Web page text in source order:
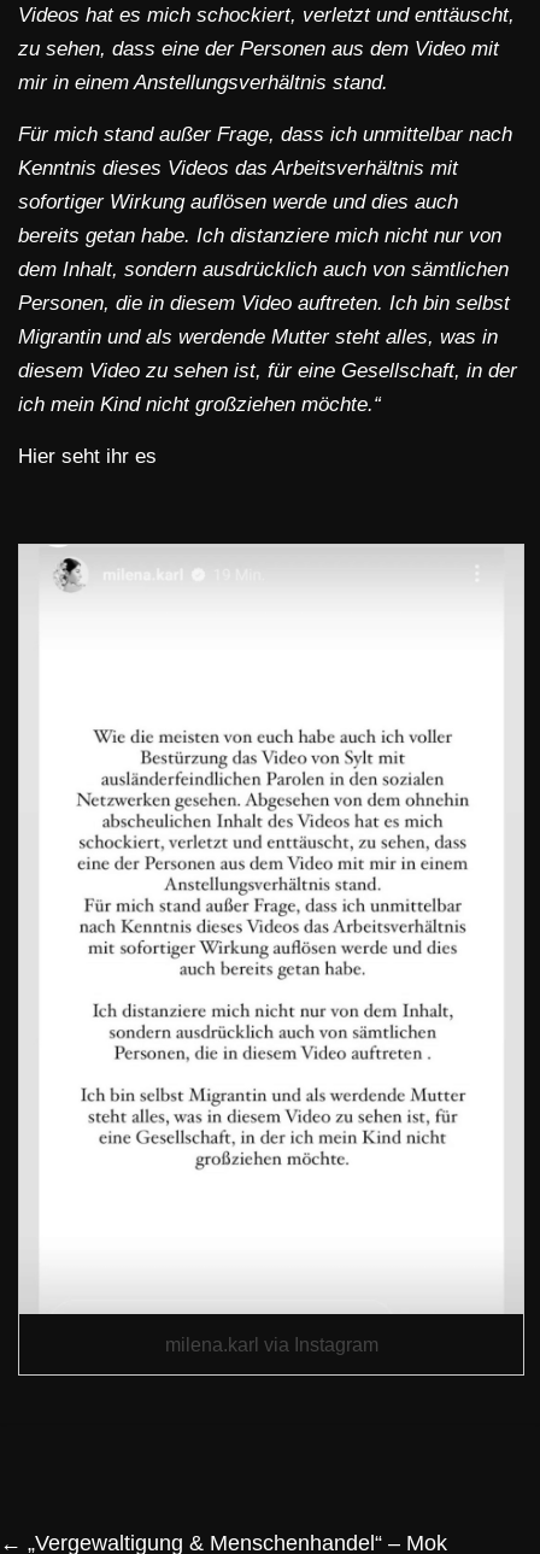
Videos hat es mich schockiert, verletzt und enttäuscht,
zu sehen, dass eine der Personen aus dem Video mit
mir in einem Anstellungsverhältnis stand.
Für mich stand außer Frage, dass ich unmittelbar nach
Kenntnis dieses Videos das Arbeitsverhältnis mit
sofortiger Wirkung auflösen werde und dies auch
bereits getan habe. Ich distanziere mich nicht nur von
dem Inhalt, sondern ausdrücklich auch von sämtlichen
Personen, die in diesem Video auftreten. Ich bin selbst
Migrantin und als werdende Mutter steht alles, was in
diesem Video zu sehen ist, für eine Gesellschaft, in der
ich mein Kind nicht großziehen möchte.“
Hier seht ihr es
milena.karl via Instagram
← „Vergewaltigung & Menschenhandel“ – Mok